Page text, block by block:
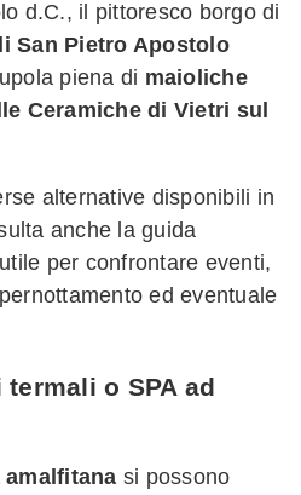
d.C., il pittoresco borgo di
San Pietro Apostolo
piena di maioliche
Ceramiche di Vietri sul
alternative disponibili in
anche la guida
per confrontare eventi,
ed eventuale
o SPA ad
si possono